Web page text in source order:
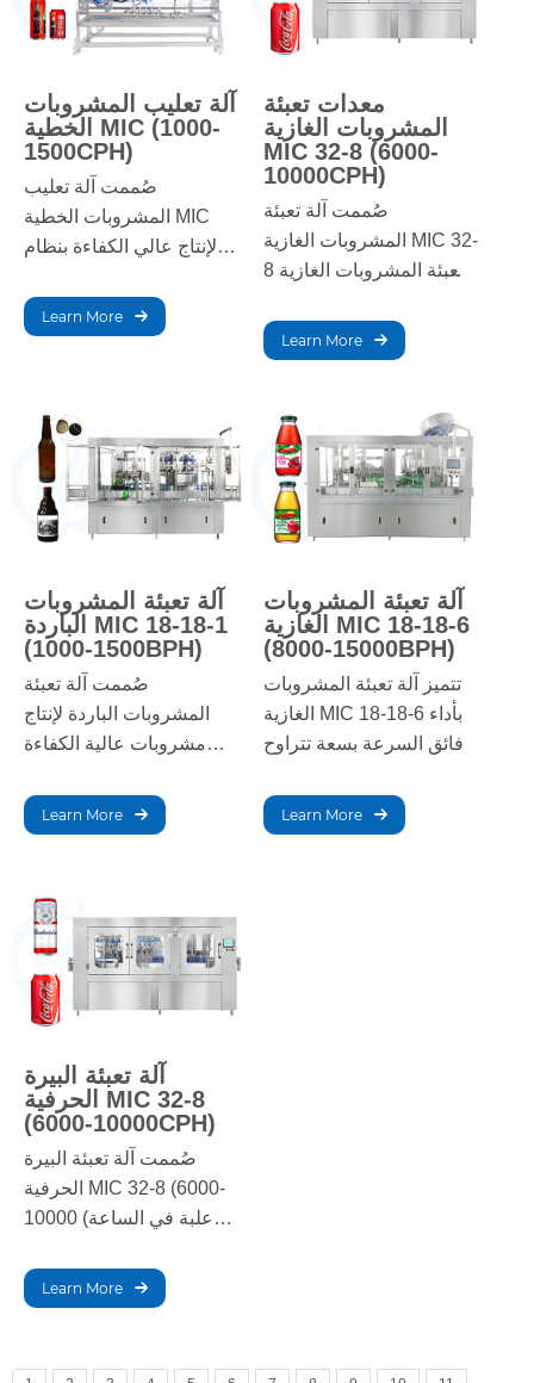
آلة تعليب المشروبات
الخطية MIC (1000-
1500CPH)
صُممت آلة تعليب
المشروبات الخطية MIC
لإنتاج عالي الكفاءة بنظام
دقة التعبئة والتغطية
والإغلاق، مما يجعلها مثالية
Learn More
معدات تعبئة
المشروبات الغازية
MIC 32-8 (6000-
10000CPH)
صُممت آلة تعبئة
المشروبات الغازية MIC 32-
8 لتعبئة المشروبات الغازية
تقنياتها المتطورة، تضمن
جودة ثابتة وإنتاجًا مثاليًا
Learn More
آلة تعبئة المشروبات
الباردة MIC 18-18-1
(1000-1500BPH)
صُممت آلة تعبئة
المشروبات الباردة لإنتاج
مشروبات عالية الكفاءة
ودقة التعبئة والتغطية ووضع
العلامات، مما يضمن جودة
Learn More
آلة تعبئة المشروبات
الغازية MIC 18-18-6
(8000-15000BPH)
تتميز آلة تعبئة المشروبات
الغازية MIC 18-18-6 بأداء
فائق السرعة بسعة تتراوح
الساعة. وهي مثالية للإنتاج
بكميات كبيرة، حيث تضمن
Learn More
آلة تعبئة البيرة
الحرفية MIC 32-8
(6000-10000CPH)
صُممت آلة تعبئة البيرة
الحرفية MIC 32-8 (6000-
10000 علبة في الساعة)
وسرعة عالية. بفضل 32
رأس تعبئة، تستطيع الآلة
علبة في الساعة بكفاءة،
Learn More